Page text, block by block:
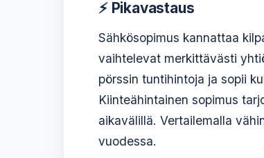
⚡ Pikavastaus
Sähkösopimus kannattaa
vaihtelevat merkittävästi
pörssin tuntihintoja ja sopii
Kiinteähintainen sopimus
aikavälillä. Vertailemalla
vuodessa.